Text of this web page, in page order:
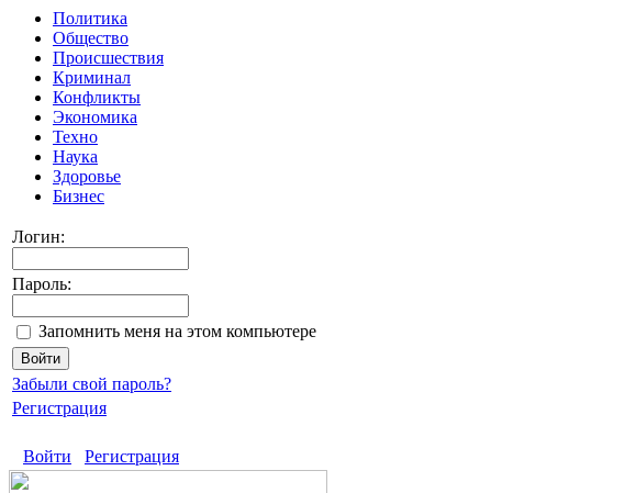
Политика
Общество
Происшествия
Криминал
Конфликты
Экономика
Техно
Наука
Здоровье
Бизнес
Логин:
Пароль:
Запомнить меня на этом компьютере
Забыли свой пароль?
Регистрация
Войти Регистрация